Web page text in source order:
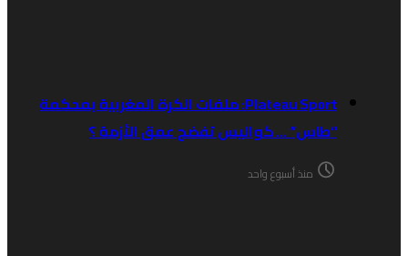
Plateau Sport: ملفات الكرة المغربية بمحكمة
“طاس” … كواليس تفضح عمق الأزمة ؟
منذ أسبوع واحد